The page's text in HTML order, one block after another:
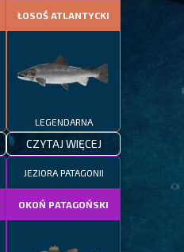
ŁOSOŚ ATLANTYCKI
LEGENDARNA
CZYTAJ WIĘCEJ
JEZIORA PATAGONII
OKOŃ PATAGOŃSKI